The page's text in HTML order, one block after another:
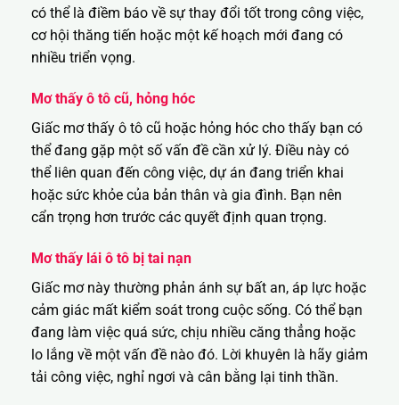
có thể là điềm báo về sự thay đổi tốt trong công việc,
cơ hội thăng tiến hoặc một kế hoạch mới đang có
nhiều triển vọng.
Mơ thấy ô tô cũ, hỏng hóc
Giấc mơ thấy ô tô cũ hoặc hỏng hóc cho thấy bạn có
thể đang gặp một số vấn đề cần xử lý. Điều này có
thể liên quan đến công việc, dự án đang triển khai
hoặc sức khỏe của bản thân và gia đình. Bạn nên
cẩn trọng hơn trước các quyết định quan trọng.
Mơ thấy lái ô tô bị tai nạn
Giấc mơ này thường phản ánh sự bất an, áp lực hoặc
cảm giác mất kiểm soát trong cuộc sống. Có thể bạn
đang làm việc quá sức, chịu nhiều căng thẳng hoặc
lo lắng về một vấn đề nào đó. Lời khuyên là hãy giảm
tải công việc, nghỉ ngơi và cân bằng lại tinh thần.